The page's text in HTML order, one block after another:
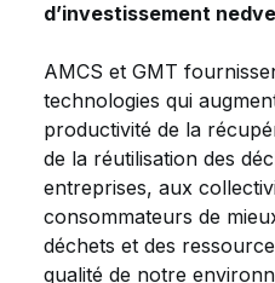
d’investissement
AMCS et GMT
technologies qui
productivité de la
de la réutilisation des
entreprises, aux
consommateurs de
déchets et des
qualité de notre